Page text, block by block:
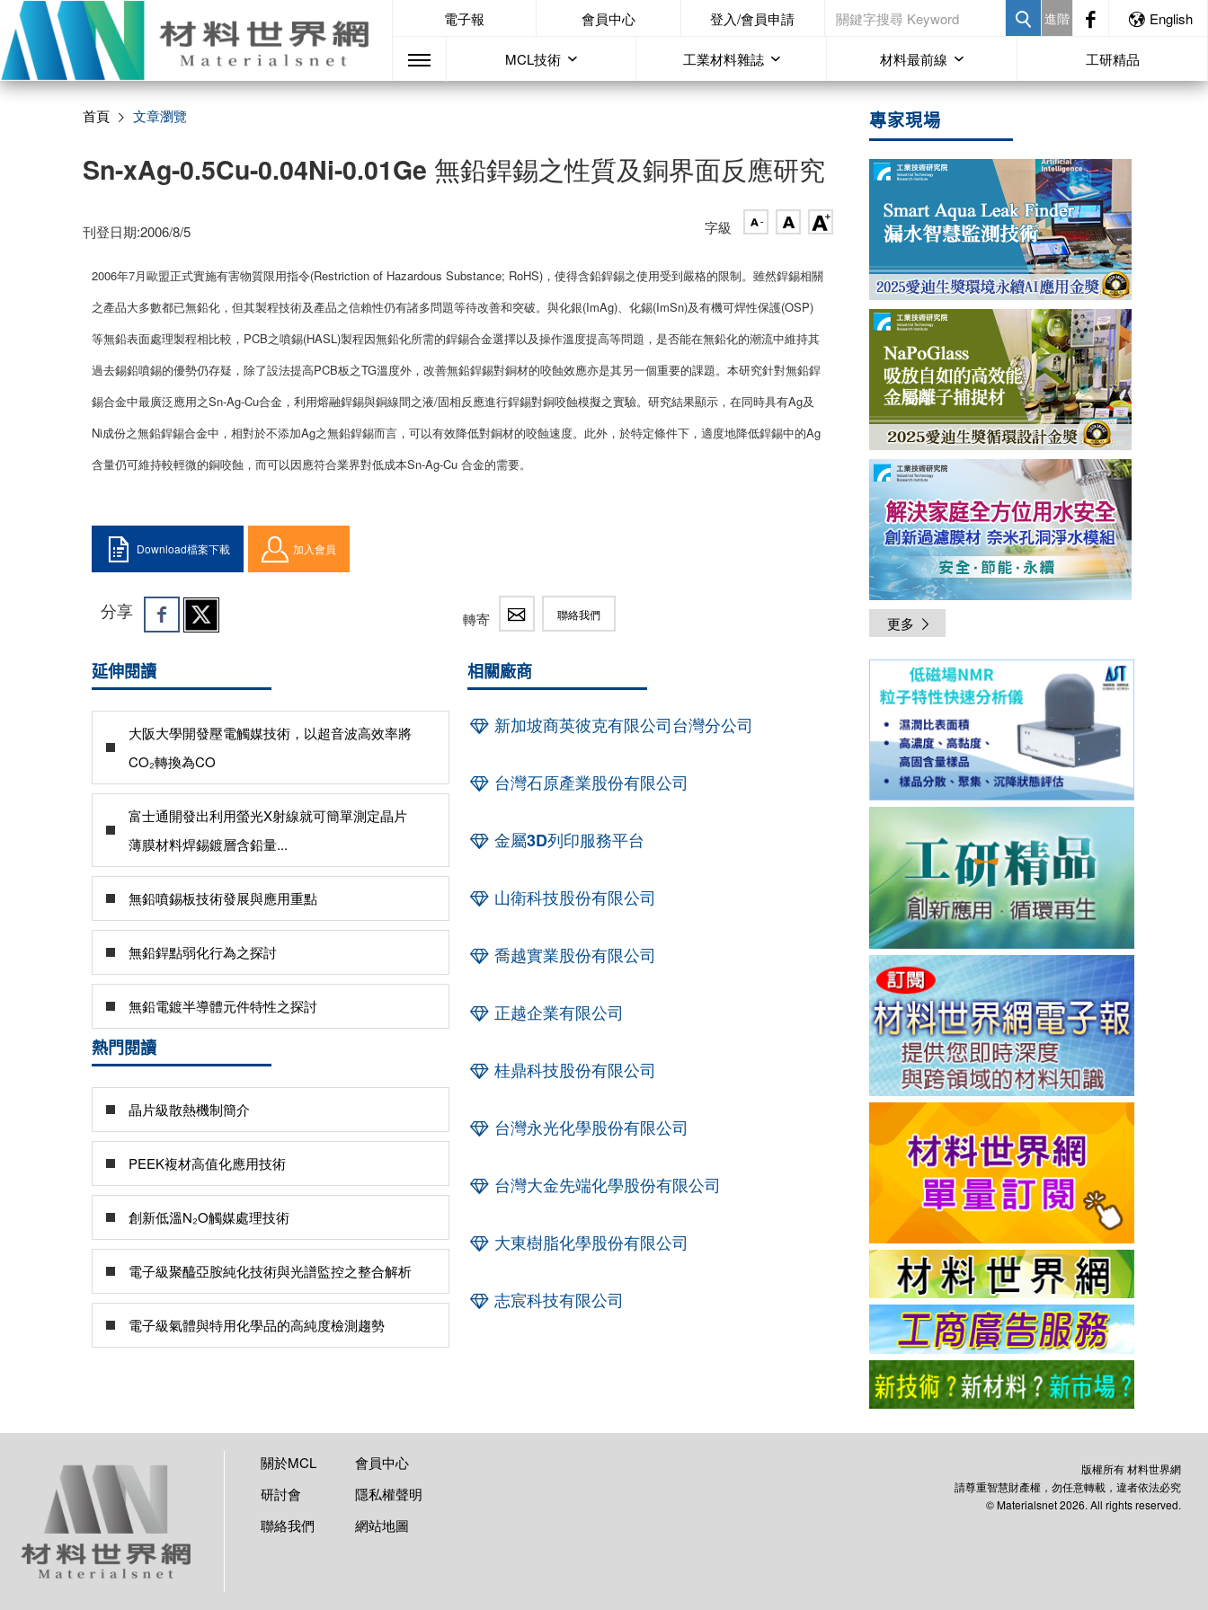
電子報 會員中心 登入/會員申請 進階 English
MCL技術 工業材料雜誌 材料最前線 工研精品
首頁 文章瀏覽
Sn-xAg-0.5Cu-0.04Ni-0.01Ge 無鉛銲錫之性質及銅界面反應研究
刊登日期:2006/8/5 字級
2006年7月歐盟正式實施有害物質限用指令(Restriction of Hazardous Substance; RoHS)，使得含鉛銲錫之使用受到嚴格的限制。雖然銲錫相關
之產品大多數都已無鉛化，但其製程技術及產品之信賴性仍有諸多問題等待改善和突破。與化銀(ImAg)、化錫(ImSn)及有機可焊性保護(OSP)
等無鉛表面處理製程相比較，PCB之噴錫(HASL)製程因無鉛化所需的銲錫合金選擇以及操作溫度提高等問題，是否能在無鉛化的潮流中維持其
過去錫鉛噴錫的優勢仍存疑，除了設法提高PCB板之TG溫度外，改善無鉛銲錫對銅材的咬蝕效應亦是其另一個重要的課題。本研究針對無鉛銲
錫合金中最廣泛應用之Sn-Ag-Cu合金，利用熔融銲錫與銅線間之液/固相反應進行銲錫對銅咬蝕模擬之實驗。研究結果顯示，在同時具有Ag及
Ni成份之無鉛銲錫合金中，相對於不添加Ag之無鉛銲錫而言，可以有效降低對銅材的咬蝕速度。此外，於特定條件下，適度地降低銲錫中的Ag
含量仍可維持較輕微的銅咬蝕，而可以因應符合業界對低成本Sn-Ag-Cu 合金的需要。
Download檔案下載 加入會員
分享 轉寄 聯絡我們
延伸閱讀
大阪大學開發壓電觸媒技術，以超音波高效率將
CO₂轉換為CO
富士通開發出利用螢光X射線就可簡單測定晶片
薄膜材料焊錫鍍層含鉛量...
無鉛噴錫板技術發展與應用重點
無鉛銲點弱化行為之探討
無鉛電鍍半導體元件特性之探討
熱門閱讀
晶片級散熱機制簡介
PEEK複材高值化應用技術
創新低溫N₂O觸媒處理技術
電子級聚醯亞胺純化技術與光譜監控之整合解析
電子級氣體與特用化學品的高純度檢測趨勢
相關廠商
新加坡商英彼克有限公司台灣分公司
台灣石原產業股份有限公司
金屬3D列印服務平台
山衛科技股份有限公司
喬越實業股份有限公司
正越企業有限公司
桂鼎科技股份有限公司
台灣永光化學股份有限公司
台灣大金先端化學股份有限公司
大東樹脂化學股份有限公司
志宸科技有限公司
專家現場
更多
關於MCL
會員中心
研討會
隱私權聲明
聯絡我們
網站地圖
版權所有 材料世界網
請尊重智慧財產權，勿任意轉載，違者依法必究
© Materialsnet 2026. All rights reserved.